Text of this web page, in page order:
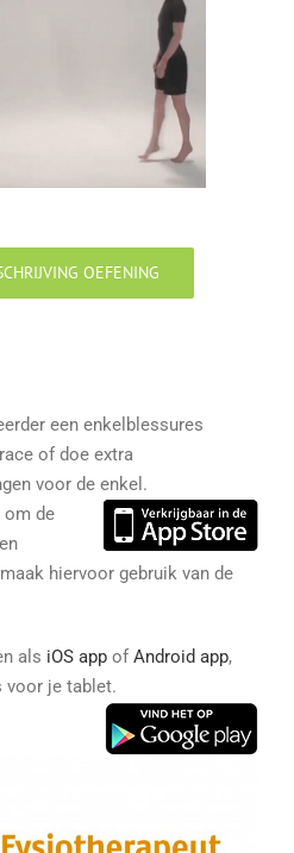
OEFENING
een enkelblessures
of doe extra
voor de enkel.
om de
hiervoor gebruik van de
als iOS appof Android app,
voor je tablet.